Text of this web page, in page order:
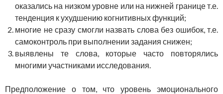
оказались на низком уровне или на нижней границе т.е.
тенденция к ухудшению когнитивных функций;
многие не сразу смогли назвать слова без ошибок, т.е.
самоконтроль при выполнении задания снижен;
выявлены те слова, которые часто повторялись
многими участниками исследования.
Предположение о том, что уровень эмоционального